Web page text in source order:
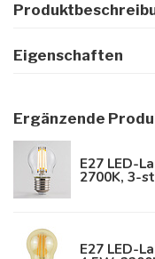
Eigenschaften
Ergänzende
E27 LED-
2700K, 3-
E27 LED-